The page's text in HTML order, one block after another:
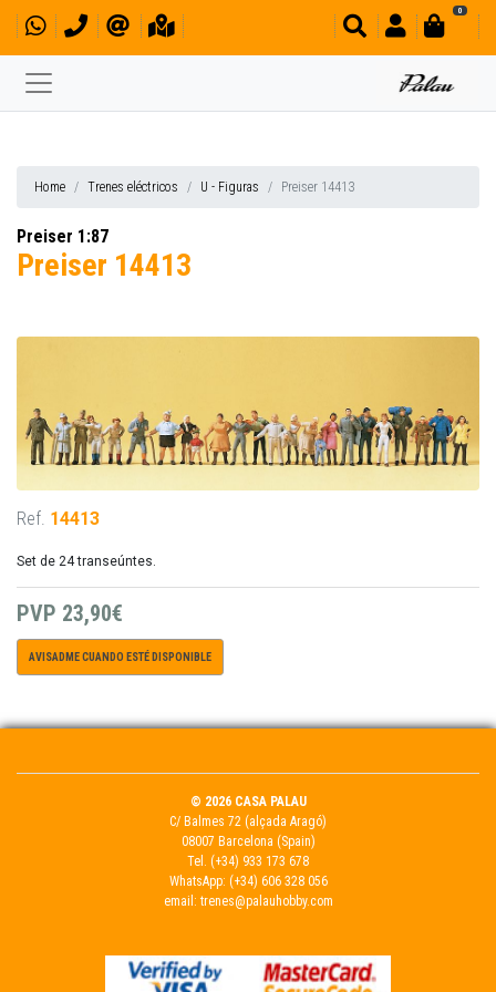
0
Home Trenes eléctricos U - Figuras Preiser 14413
Preiser 1:87
Preiser 14413
Ref. 14413
Set de 24 transeúntes.
PVP 23,90€
AVISADME CUANDO ESTÉ DISPONIBLE
© 2026 CASA PALAU
C/ Balmes 72 (alçada Aragó)
08007 Barcelona (Spain)
Tel. (+34) 933 173 678
WhatsApp: (+34) 606 328 056
email: trenes@palauhobby.com